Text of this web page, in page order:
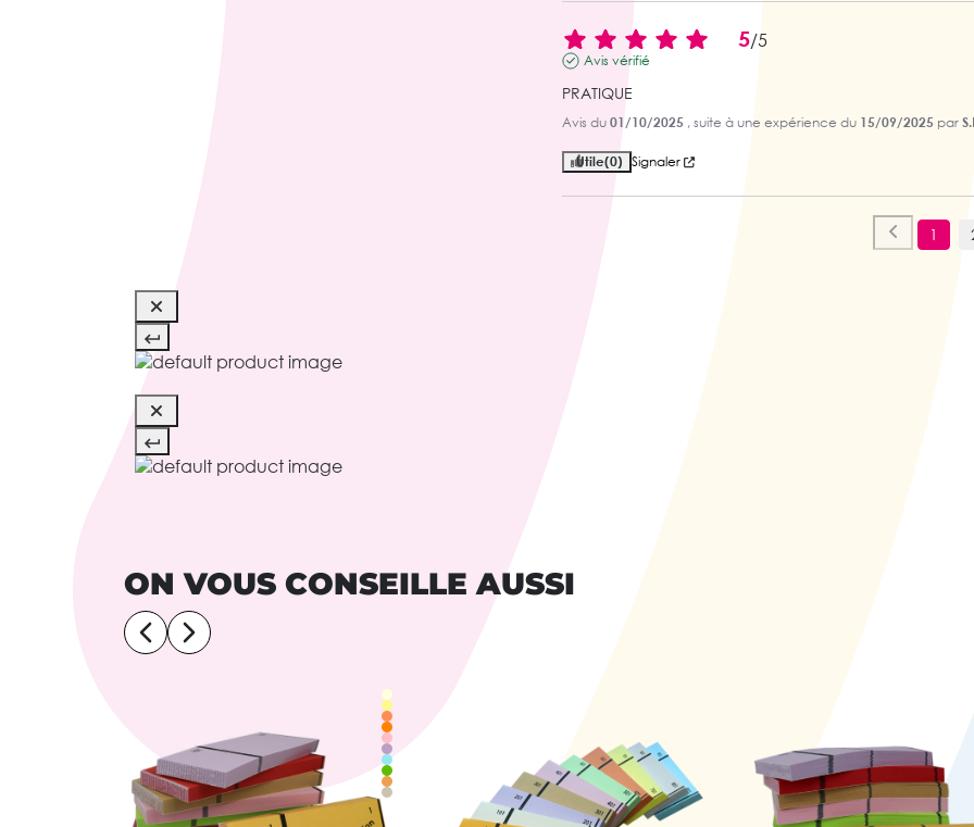
5/5
Avis vérifié
PRATIQUE
Avis du 01/10/2025 , suite à une expérience du 15/09/2025 par
Utile(0) Signaler
1
ON VOUS CONSEILLE AUSSI